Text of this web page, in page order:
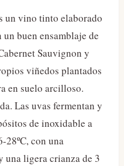
un vino tinto elaborado
buen ensamblaje de
Sauvignon y
viñedos plantados
en suelo arcilloso.
Las uvas fermentan y
de inoxidable a
28ºC, con una
una ligera crianza de 3